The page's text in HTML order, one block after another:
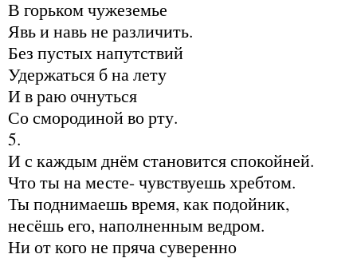
В горьком чужеземье
Явь и навь не различить.
Без пустых напутствий
Удержаться б на лету
И в раю очнуться
Со смородиной во рту.
5.
И с каждым днём становится спокойней.
Что ты на месте- чувствуешь хребтом.
Ты поднимаешь время, как подойник,
несёшь его, наполненным ведром.
Ни от кого не пряча суверенно